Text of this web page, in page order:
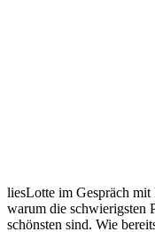
liesLotte im Gespräch mit
warum die schwierigsten
schönsten sind. Wie